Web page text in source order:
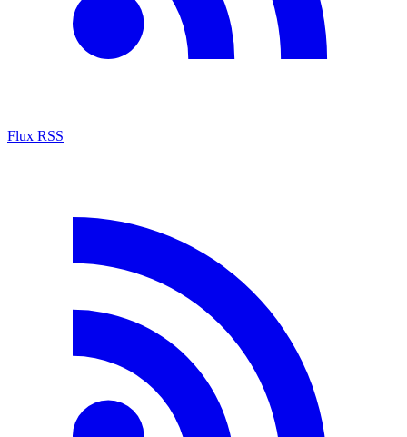
Flux RSS